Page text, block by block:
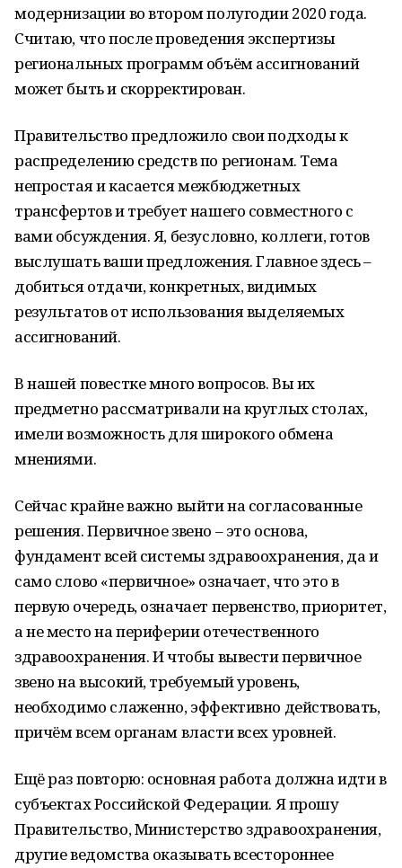
модернизации во втором полугодии 2020 года.
Считаю, что после проведения экспертизы
региональных программ объём ассигнований
может быть и скорректирован.
Правительство предложило свои подходы к
распределению средств по регионам. Тема
непростая и касается межбюджетных
трансфертов и требует нашего совместного с
вами обсуждения. Я, безусловно, коллеги, готов
выслушать ваши предложения. Главное здесь –
добиться отдачи, конкретных, видимых
результатов от использования выделяемых
ассигнований.
В нашей повестке много вопросов. Вы их
предметно рассматривали на круглых столах,
имели возможность для широкого обмена
мнениями.
Сейчас крайне важно выйти на согласованные
решения. Первичное звено – это основа,
фундамент всей системы здравоохранения, да и
само слово «первичное» означает, что это в
первую очередь, означает первенство, приоритет,
а не место на периферии отечественного
здравоохранения. И чтобы вывести первичное
звено на высокий, требуемый уровень,
необходимо слаженно, эффективно действовать,
причём всем органам власти всех уровней.
Ещё раз повторю: основная работа должна идти в
субъектах Российской Федерации. Я прошу
Правительство, Министерство здравоохранения,
другие ведомства оказывать всестороннее